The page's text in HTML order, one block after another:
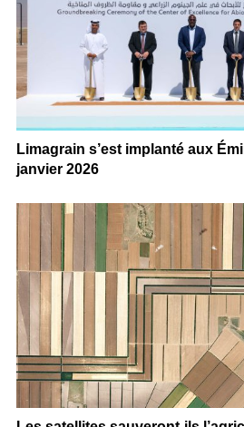
Limagrain s’est implanté aux
janvier 2026